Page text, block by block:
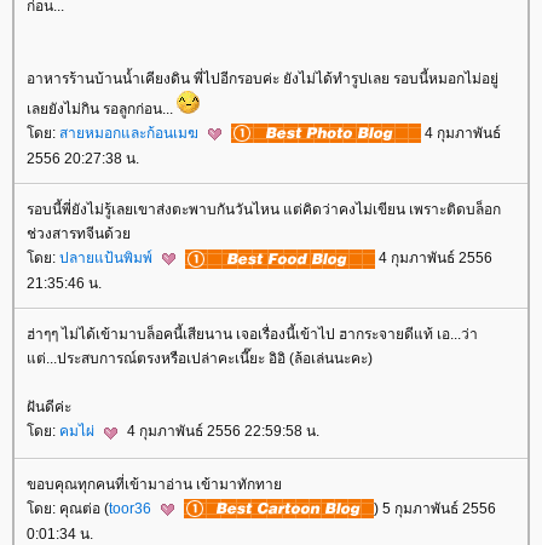
ก่อน...
อาหารร้านบ้านน้ำเคียงดิน พี่ไปอีกรอบค่ะ ยังไม่ได้ทำรูปเลย รอบนี้หมอกไม่อยู่
เลยยังไม่กิน รอลูกก่อน...
ดย: สายหมอกและก้อนเมฆ
4 กุมภาพันธ์
2556 20:27:38 น.
รอบนี้พี่ยังไม่รู้เลยเขาส่งตะพาบกันวันไหน แต่คิดว่าคงไม่เขียน เพราะติดบล็อก
ช่วงสารทจีนด้ว
ดย: ปลายแป้นพิมพ์
4 กุมภาพันธ์ 2556
21:35:46 น.
ฮ่าๆๆ ไม่ได้เข้ามาบล็อคนี้เสียนาน เจอเรื่องนี้เข้าไป ฮากระจายดีแท้ เอ...ว่า
ต่...ประสบการณ์ตรงหรือเปล่าคะเนี๊ยะ อิอิ (ล้อเล่นนะคะ)
ฝันดีค่ะ
ดย: คมไผ่ 4 กุมภาพันธ์ 2556 22:59:58 น.
ขอบคุณทุกคนที่เข้ามาอ่าน เข้ามาทักทา
ดย: คุณต่อ (toor36
) 5 กุมภาพันธ์ 2556
0:01:34 น.